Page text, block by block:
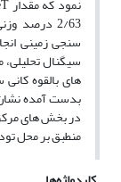
2/63
سنجی زمینی
سیگنال
های بالقوه
بدست آمده
در بخش های
منطبق بر محل